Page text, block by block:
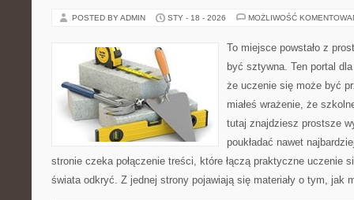
POSTED BY ADMIN STY - 18 - 2026 MOŻLIWOŚĆ
To miejsce powstało z
być sztywna. Ten portal
że uczenie się może być
miałeś wrażenie, że
tutaj znajdziesz prostsze
poukładać nawet
stronie czeka połączenie treści, które łączą praktyczne uczenie
świata odkryć. Z jednej strony pojawiają się materiały o tym, jak